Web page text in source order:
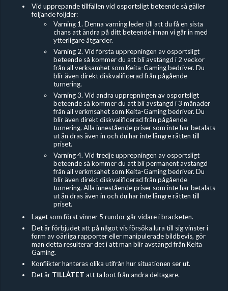
Vid upprepande tillfällen vid osportsligt beteende så gäller
följande följder:
Varning 1. Denna varning leder till att du få en sista
chans att ändra på ditt beteende innan vi går in med
ytterligare åtgärder.
Varning 2. Vid första upprepningen av osportsligt
beteende så kommer du att bli avstängd i 2 veckor
från all verksamhet som Keita-Gaming bedriver. Du
blir även direkt diskvalificerad från pågående
turnering.
Varning 3. Vid andra upprepningen av osportsligt
beteende så kommer du att bli avstängd i 3 månader
från all verkmsahet som Keita-Gaming bedriver. Du
blir även direkt diskvalificerad från pågående
turnering. Alla innestående priser som inte har betalats
ut än dras även in och du har inte längre rätten till
priset.
Varning 4. Vid tredje upprepningen av osportsligt
beteende så kommer du att bli permanent avstängd
från all verkmsahet som Keita-Gaming bedriver. Du
blir även direkt diskvalificerad från pågående
turnering. Alla innestående priser som inte har betalats
ut än dras även in och du har inte längre rätten till
priset.
Laget som först vinner 5 rundor går vidare i bracketen.
Det är förbjudet att på något vis försöka lura till sig vinster i
form av oärliga rapporter eller manipulerade bildbevis, gör
man detta resulterar det i att man blir avstängd från Keita
Gaming.
Konflikter hanteras olika utifrån hur situationen ser ut.
Det är TILLÅTET att ta loot från andra deltagare.